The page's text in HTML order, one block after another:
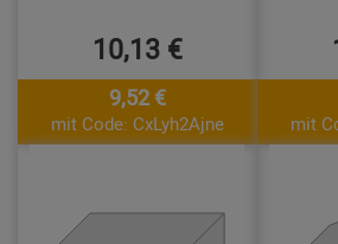
10,13 €
9,52 €
mit Code: CxLyh2Ajne mit